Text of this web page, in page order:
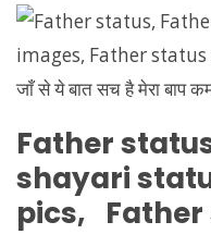
Father
shayari
pics, Father